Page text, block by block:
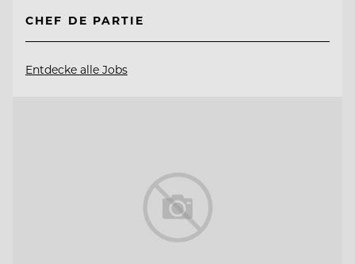
CHEF DE PARTIE
Entdecke alle Jobs